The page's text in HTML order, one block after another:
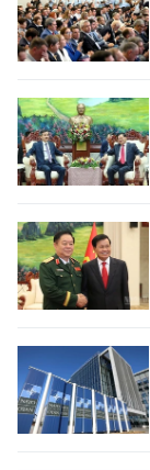
ENGLISH
FRANÇAIS
РУССКИЙ
ESPAÑOL
한국어